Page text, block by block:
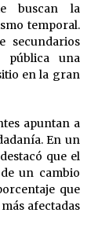
de la piel
Natural
Juego:
para Realizar
buscan la
temporal.
secundarios
pública una
en la gran
apuntan a
En un
que el
un cambio
que
afectadas